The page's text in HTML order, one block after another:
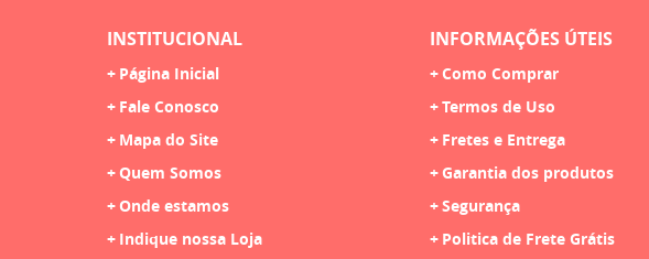
INSTITUCIONAL
Página Inicial
Fale Conosco
Mapa do Site
Quem Somos
Onde estamos
Indique nossa Loja
INFORMAÇÕES ÚTEIS
Como Comprar
Termos de Uso
Fretes e Entrega
Garantia dos produtos
Segurança
Politica de Frete Grátis